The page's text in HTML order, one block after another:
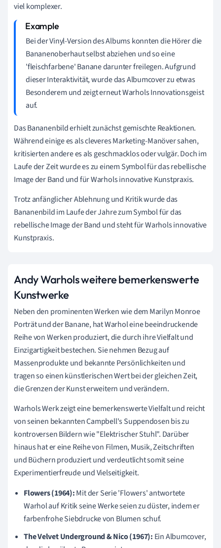
viel komplexer.
Bei der Vinyl-Version des Albums konnten die Hörer die
Bananenoberhaut selbst abziehen und so eine
'fleischfarbene' Banane darunter freilegen. Aufgrund
dieser Interaktivität, wurde das Albumcover zu etwas
Besonderem und zeigt erneut Warhols Innovationsgeist
auf.
Das Bananenbild erhielt zunächst gemischte Reaktionen.
Während einige es als cleveres Marketing-Manöver sahen,
kritisierten andere es als geschmacklos oder vulgär. Doch im
Laufe der Zeit wurde es zu einem Symbol für das rebellische
Image der Band und für Warhols innovative Kunstpraxis.
Trotz anfänglicher Ablehnung und Kritik wurde das
Bananenbild im Laufe der Jahre zum Symbol für das
rebellische Image der Band und steht für Warhols innovative
Kunstpraxis.
Andy Warhols weitere bemerkenswerte
Kunstwerke
Neben den prominenten Werken wie dem Marilyn Monroe
Porträt und der Banane, hat Warhol eine beeindruckende
Reihe von Werken produziert, die durch ihre Vielfalt und
Einzigartigkeit bestechen. Sie nehmen Bezug auf
Massenprodukte und bekannte Persönlichkeiten und
tragen so einen künstlerischen Wert bei der gleichen Zeit,
die Grenzen der Kunst erweitern und verändern.
Warhols Werk zeigt eine bemerkenswerte Vielfalt und reicht
von seinen bekannten Campbell's Suppendosen bis zu
kontroversen Bildern wie "Elektrischer Stuhl". Darüber
hinaus hat er eine Reihe von Filmen, Musik, Zeitschriften
und Büchern produziert und verdeutlicht somit seine
Experimentierfreude und Vielseitigkeit.
Flowers (1964):Mit der Serie 'Flowers' antwortete
Warhol auf Kritik seine Werke seien zu düster, indem er
farbenfrohe Siebdrucke von Blumen schuf.
The Velvet Underground & Nico (1967): Ein Albumcover,